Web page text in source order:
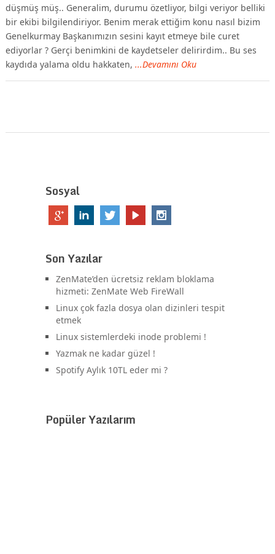
düşmüş müş.. Generalim, durumu özetliyor, bilgi veriyor belliki
bir ekibi bilgilendiriyor. Benim merak ettiğim konu nasıl bizim
Genelkurmay Başkanımızın sesini kayıt etmeye bile curet
ediyorlar ? Gerçi benimkini de kaydetseler delirirdim.. Bu ses
kaydıda yalama oldu hakkaten, ...Devamını Oku
Sosyal
Son Yazılar
ZenMate’den ücretsiz reklam bloklama
hizmeti: ZenMate Web FireWall
Linux çok fazla dosya olan dizinleri tespit
etmek
Linux sistemlerdeki inode problemi !
Yazmak ne kadar güzel !
Spotify Aylık 10TL eder mi ?
Popüler Yazılarım